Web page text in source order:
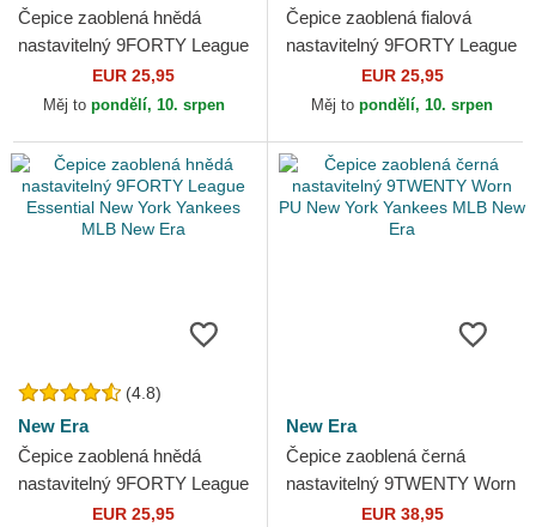
Čepice zaoblená hnědá
nastavitelný 9FORTY League
Essential New York Yankees
MLB New Era
EUR 25,95
Měj to pondělí, 10. srpen
Čepice zaoblená fialová
nastavitelný 9FORTY League
Essential New York Yankees
MLB New Era
EUR 25,95
Měj to pondělí, 10. srpen
(4.8)
New Era
Čepice zaoblená hnědá
nastavitelný 9FORTY League
Essential New York Yankees
EUR 25,95
New Era
Čepice zaoblená černá
nastavitelný 9TWENTY Worn
PU New York Yankees MLB
EUR 38,95